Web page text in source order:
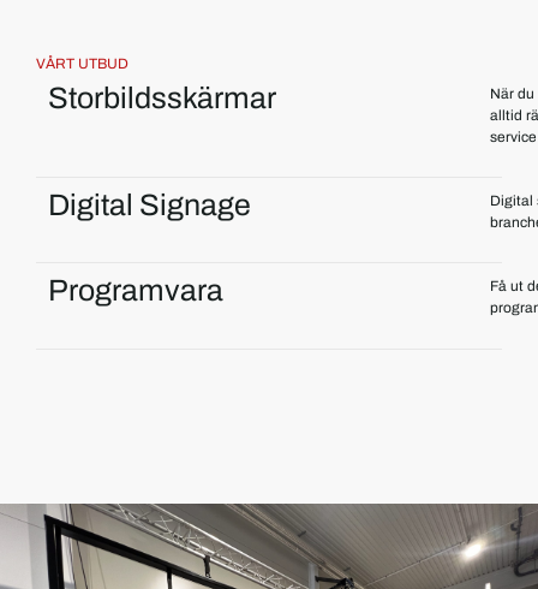
VÅRT UTBUD
Storbildsskärmar
När
alltid
Programvara
Få ut
Digital Signage
Digital